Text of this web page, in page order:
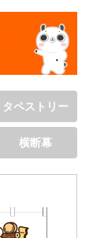
タペストリー
横断幕